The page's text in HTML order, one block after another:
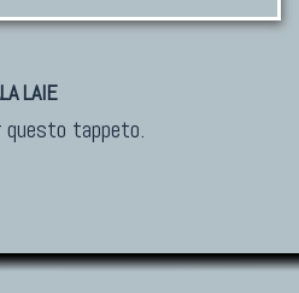
LAIE
questo tappeto.